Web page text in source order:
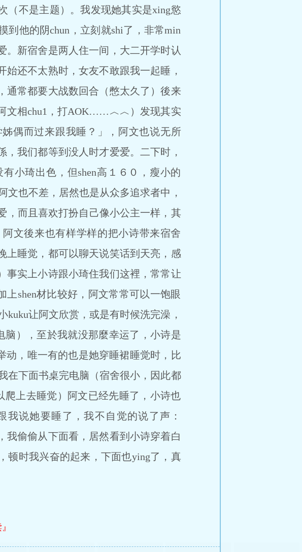
（不是主题）。我发现她其实是xing慾
到他的阴chun，立刻就shi了，非常min
。新宿舍是两人住一间，大二开学时认
还不太熟时，女友不敢跟我一起睡，
通常都要大战数回合（憋太久了）後来
文相chu1，打AOK……︿︿）发现其实
偶而过来跟我睡？」，阿文也说无所
我们都等到没人时才爱爱。二下时，
小琦出色，但shen高１６０，瘦小的
文也不差，居然也是从众多追求者中，
，而且喜欢打扮自己像小公主一样，其
文後来也有样学样的把小诗带来宿舍
上睡觉，都可以聊天说笑话到天亮，感
事实上小诗跟小琦住我们这裡，常常让
shen材比较好，阿文常常可以一饱眼
让阿文欣赏，或是有时候洗完澡，
脑），至於我就没那麼幸运了，小诗是
，唯一有的也是她穿睡裙睡觉时，比
在下面书桌完电脑（宿舍很小，因此都
上去睡觉）阿文已经先睡了，小诗也
说她要睡了，我不自觉的说了声：
我偷偷从下面看，居然看到小诗穿着白
顿时我兴奋的起来，下面也ying了，真